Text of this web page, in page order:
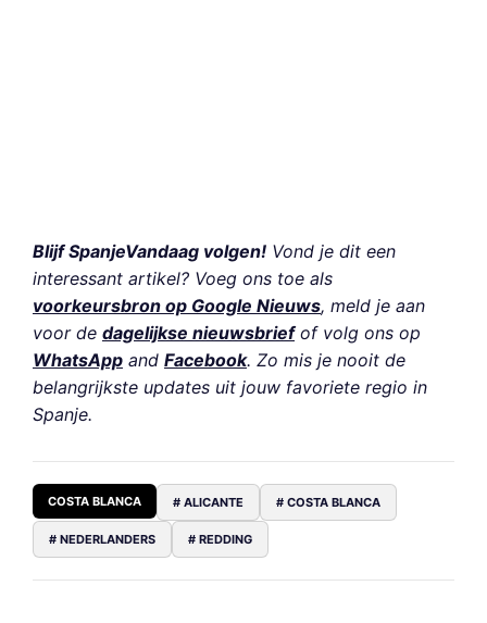
Blijf SpanjeVandaag volgen! Vond je dit een
interessant artikel? Voeg ons toe als
voorkeursbron op Google Nieuws, meld je aan
voor de dagelijkse nieuwsbriefof volg ons op
WhatsApp and Facebook. Zo mis je nooit de
belangrijkste updates uit jouw favoriete regio in
Spanje.
COSTA BLANCA # ALICANTE # COSTA BLANCA
# NEDERLANDERS # REDDING